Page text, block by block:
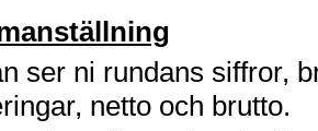
ser ni rundans siffror,
netto och brutto.